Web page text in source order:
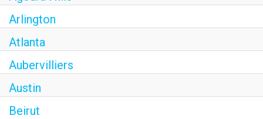
Arlington
Atlanta
Aubervilliers
Austin
Beirut